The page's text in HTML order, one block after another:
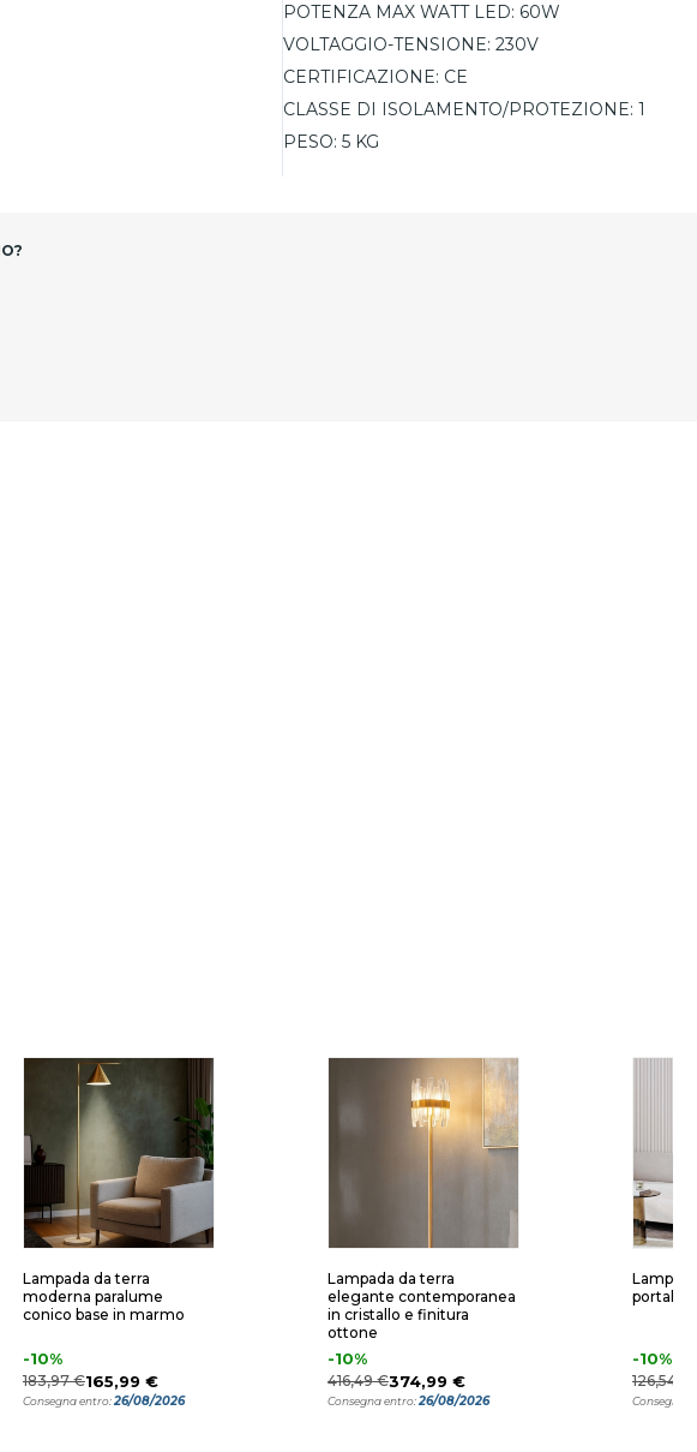
POTENZA MAX WATT LED: 60W
VOLTAGGIO-TENSIONE: 230V
CERTIFICAZIONE: CE
CLASSE DI ISOLAMENTO/PROTEZIONE: 1
PESO: 5 KG
Lampada da terra
moderna paralume
conico base in marmo
-10%
183,97 €165,99 €
Consegna entro:26/08/2026
Lampada da terra
elegante contemporanea
in cristallo e finitura
ottone
-10%
416,49 €374,99 €
Consegna entro:26/08/2026
-10%
126,54 €
Consegna